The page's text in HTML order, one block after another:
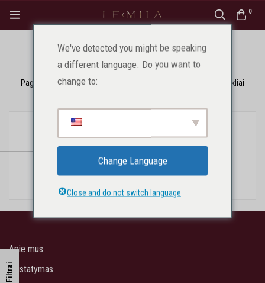
0
Drėkinamieji purškikliai
Pagrindinis Produktai Drėkinamieji purškikliai
Filtrai
Apie mus
Pristatymas
We've detected you might be speaking
a different language. Do you want to
change to:
Change Language
Close and do not switch language